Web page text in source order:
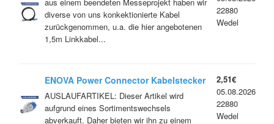
kompatibel) 1,5m
diverse von uns konkektionierte Kabel
zurückgenommen, u.a. die hier angebotenen
1,5m Linkkabel...
22880
Wedel
ENOVA Power Connector Kabelstecker
Grau/Blau Output
AUSLAUFARTIKEL: Dieser Artikel wird
aufgrund eines Sortimentswechsels
abverkauft. Daher bieten wir ihn zu einem
2,51€
05.08.2026
22880
Wedel